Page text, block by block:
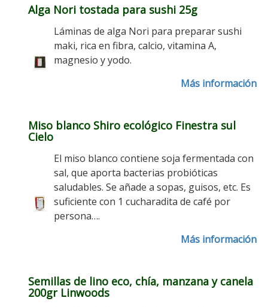
Alga Nori tostada para sushi 25g
Láminas de alga Nori para preparar sushi
maki, rica en fibra, calcio, vitamina A,
magnesio y yodo.
Más información
Miso blanco Shiro ecológico Finestra sul
Cielo
El miso blanco contiene soja fermentada con
sal, que aporta bacterias probióticas
saludables. Se añade a sopas, guisos, etc. Es
suficiente con 1 cucharadita de café por
persona….
Más información
Semillas de lino eco, chía, manzana y canela
200gr Linwoods